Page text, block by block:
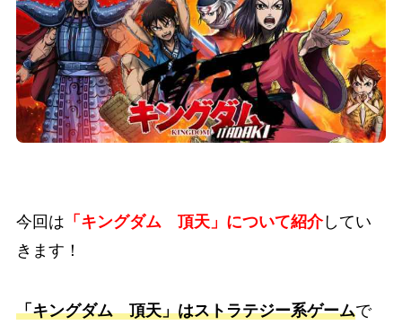
今回は 「キングダム 頂天」について紹介してい
きます！
「キングダム 頂天」はストラテジー系ゲームで